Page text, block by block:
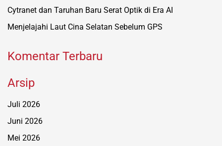
Cytranet dan Taruhan Baru Serat Optik di Era AI
Menjelajahi Laut Cina Selatan Sebelum GPS
Komentar Terbaru
Arsip
Juli 2026
Juni 2026
Mei 2026